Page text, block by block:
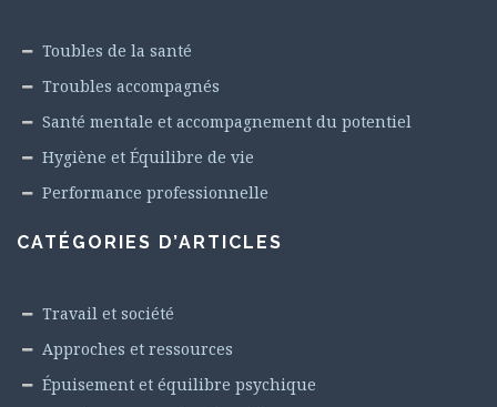
Toubles de la santé
Troubles accompagnés
Santé mentale et accompagnement du potentiel
Hygiène et Équilibre de vie
Performance professionnelle
CATÉGORIES D’ARTICLES
Travail et société
Approches et ressources
Épuisement et équilibre psychique